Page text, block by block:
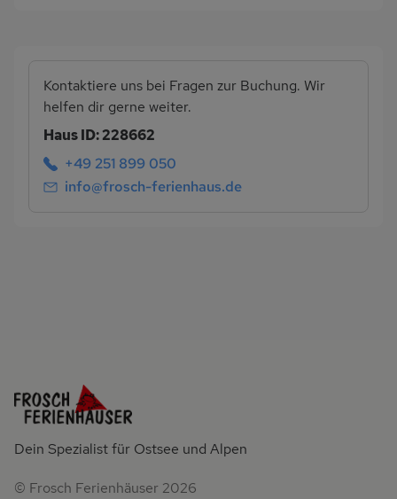
Kontaktiere uns bei Fragen zur Buchung. Wir
helfen dir gerne weiter.
Haus ID: 228662
+49 251 899 050
info@frosch-ferienhaus.de
Dein Spezialist für Ostsee und Alpen
© Frosch Ferienhäuser 2026